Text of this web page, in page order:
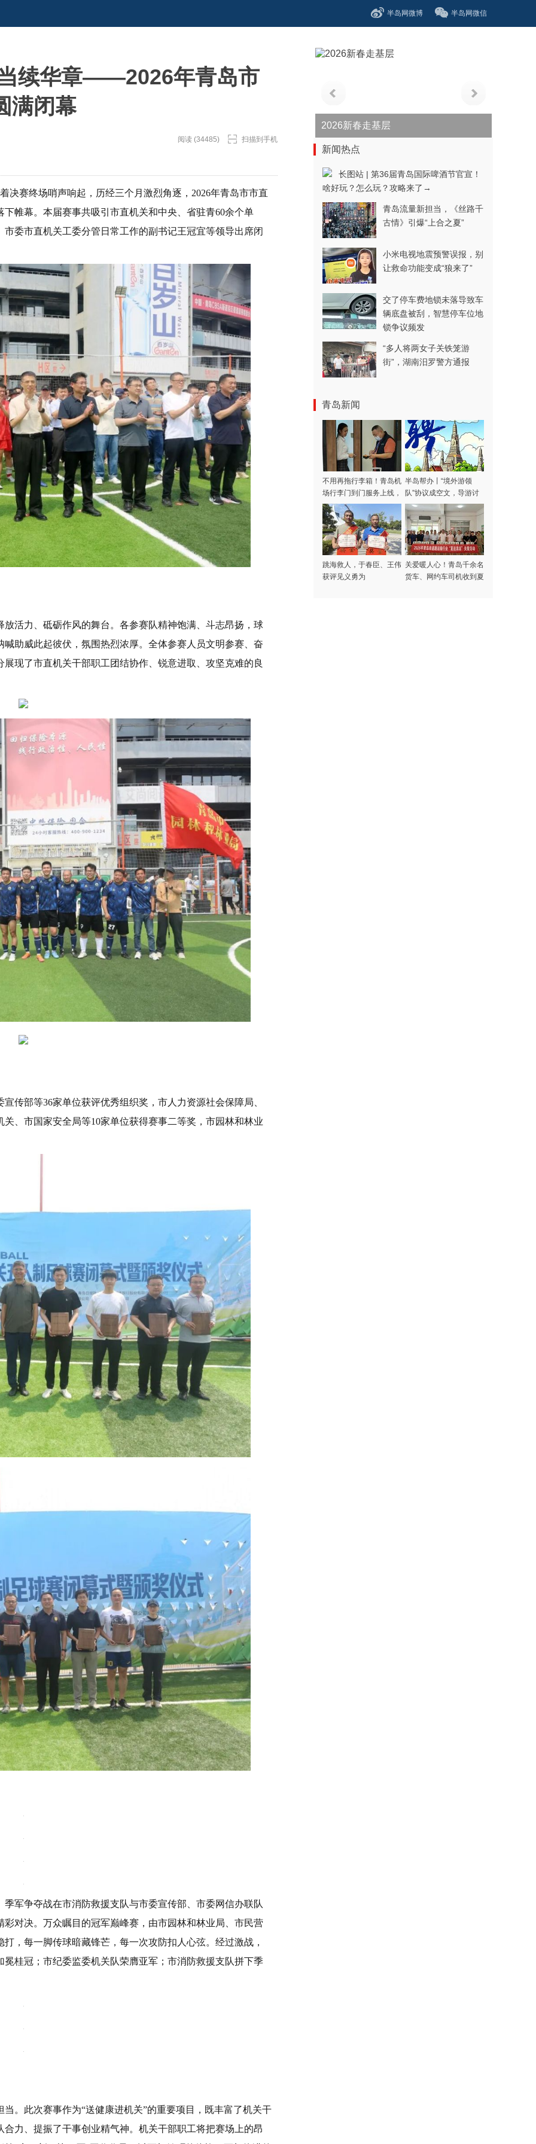
半岛网微博 半岛网微信
续华章——2026年青岛市
满闭幕
阅读 (34485) 扫描到手机
决赛终场哨声响起，历经三个月激烈角逐，2026年青岛市市直
帷幕。本届赛事共吸引市直机关和中央、省驻青60余个单
委市直机关工委分管日常工作的副书记王冠宜等领导出席闭
活力、砥砺作风的舞台。各参赛队精神饱满、斗志昂扬，球
助威此起彼伏，氛围热烈浓厚。全体参赛人员文明参赛、奋
现了市直机关干部职工团结协作、锐意进取、攻坚克难的良
传部等36家单位获评优秀组织奖，市人力资源社会保障局、
、市国家安全局等10家单位获得赛事二等奖，市园林和林业
军争夺战在市消防救援支队与市委宣传部、市委网信办联队
对决。万众瞩目的冠军巅峰赛，由市园林和林业局、市民营
，每一脚传球暗藏锋芒，每一次攻防扣人心弦。经过激战，
桂冠；市纪委监委机关队荣膺亚军；市消防救援支队拼下季
。此次赛事作为“送健康进机关”的重要项目，既丰富了机关干
力、提振了干事创业精气神。机关干部职工将把赛场上的昂
青春逐梦正当时——聚焦2026年中...
新闻热点
长图站 | 第36届青岛国际啤酒节官宣！
啥好玩？怎么玩？攻略来了→
青岛流量新担当，《丝路千
古情》引爆“上合之夏”
小米电视地震预警误报，别
让救命功能变成“狼来了”
交了停车费地锁未落导致车
辆底盘被刮，智慧停车位地
锁争议频发
“多人将两女子关铁笼游
街”，湖南汨罗警方通报
青岛新闻
不用再拖行李箱！青岛机
场行李门到门服务上线，
涵盖31家航司，青岛潍
坊多区市可用
半岛帮办丨“境外游领
队”协议成空文，导游讨
费多日不成！记者采访当
天，款项连夜退回
跳海救人，于春臣、王伟
获评见义勇为
关爱暖人心！青岛千余名
货车、网约车司机收到夏